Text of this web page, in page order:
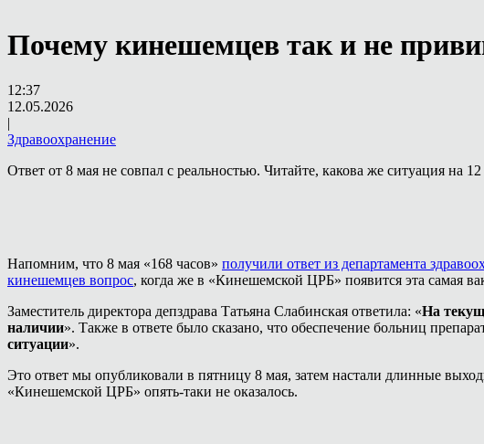
Почему кинешемцев так и не
12:37
12.05.2026
|
Здравоохранение
Ответ от 8 мая не совпал с реальностью. Читайте, какова же ситуация на 12
Напомним, что 8 мая «168 часов» получили ответ из департамента
кинешемцев вопрос, когда же в «Кинешемской ЦРБ» появится эта самая
Заместитель директора депздрава Татьяна Слабинская ответила: «На
наличии». Также в ответе было сказано, что обеспечение больниц
ситуации».
Это ответ мы опубликовали в пятницу 8 мая, затем настали длинные
«Кинешемской ЦРБ» опять-таки не оказалось.